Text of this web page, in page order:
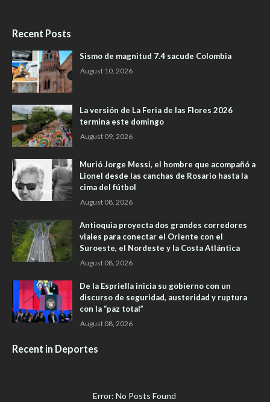
Recent Posts
Sismo de magnitud 7.4 sacude Colombia
August 10, 2026
La versión de La Feria de las Flores 2026
termina este domingo
August 09, 2026
Murió Jorge Messi, el hombre que acompañó a
Lionel desde las canchas de Rosario hasta la
cima del fútbol
August 08, 2026
Antioquia proyecta dos grandes corredores
viales para conectar el Oriente con el
Suroeste, el Nordeste y la Costa Atlántica
August 08, 2026
De la Espriella inicia su gobierno con un
discurso de seguridad, austeridad y ruptura
con la “paz total”
August 08, 2026
Recent in Deportes
Error: No Posts Found